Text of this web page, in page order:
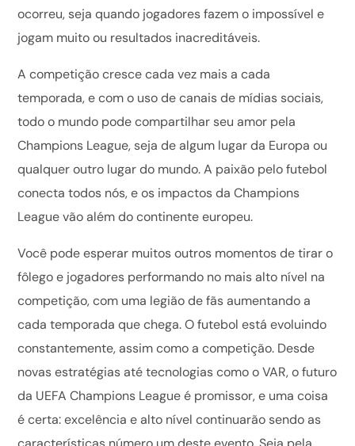
ocorreu, seja quando jogadores fazem o impossível e
jogam muito ou resultados inacreditáveis.
A competição cresce cada vez mais a cada
temporada, e com o uso de canais de mídias sociais,
todo o mundo pode compartilhar seu amor pela
Champions League, seja de algum lugar da Europa ou
qualquer outro lugar do mundo. A paixão pelo futebol
conecta todos nós, e os impactos da Champions
League vão além do continente europeu.
Você pode esperar muitos outros momentos de tirar o
fôlego e jogadores performando no mais alto nível na
competição, com uma legião de fãs aumentando a
cada temporada que chega. O futebol está evoluindo
constantemente, assim como a competição. Desde
novas estratégias até tecnologias como o VAR, o futuro
da UEFA Champions League é promissor, e uma coisa
é certa: excelência e alto nível continuarão sendo as